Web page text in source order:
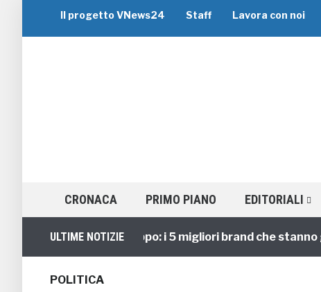
Il progetto VNews24 Staff Lavora con noi
CRONACA PRIMO PIANO EDITORIALI
ULTIME NOTIZIE
Viaggi di Gruppo: i 5 migliori brand che stanno
POLITICA